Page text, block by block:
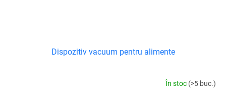
Dispozitiv vacuum pentru alimente
În stoc (>5 buc.)